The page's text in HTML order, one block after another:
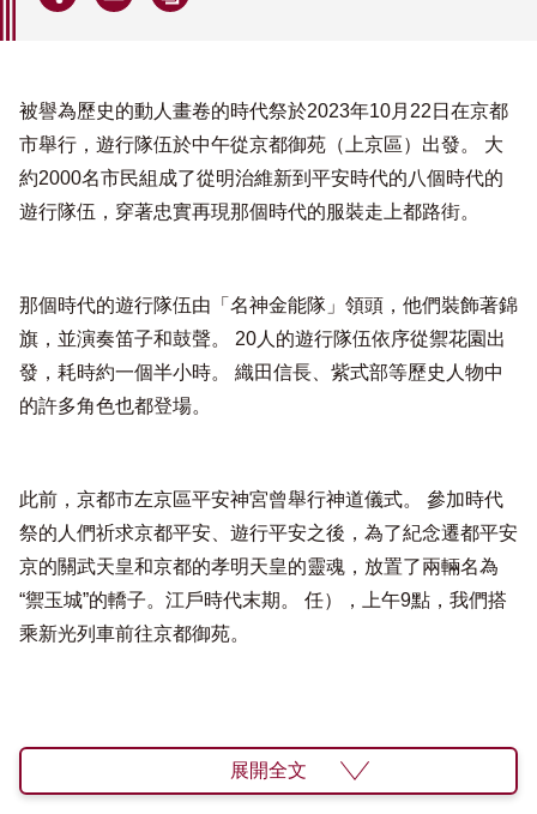
被譽為歷史的動人畫卷的時代祭於2023年10月22日在京都
市舉行，遊行隊伍於中午從京都御苑（上京區）出發。 大
約2000名市民組成了從明治維新到平安時代的八個時代的
遊行隊伍，穿著忠實再現那個時代的服裝走上都路街。
那個時代的遊行隊伍由「名神金能隊」領頭，他們裝飾著錦
旗，並演奏笛子和鼓聲。 20人的遊行隊伍依序從禦花園出
發，耗時約一個半小時​​。 織田信長、紫式部等歷史人物中
的許多角色也都登場。
此前，京都市左京區平安神宮曾舉行神道儀式。 參加時代
祭的人們祈求京都平安、遊行平安之後，為了紀念遷都平安
京的關武天皇和京都的孝明天皇的靈魂，放置了兩輛名為
“禦玉城”的轎子。江戶時代末期。 任），上午9點，我們搭
乘新光列車前往京都御苑。
展開全文